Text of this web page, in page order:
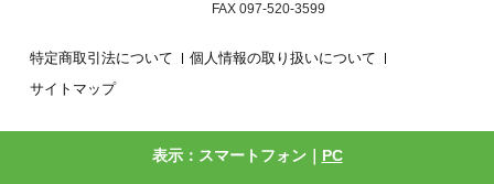
FAX 097-520-3599
特定商取引法について
個人情報の取り扱いについて
サイトマップ
表示：スマートフォン｜ PC